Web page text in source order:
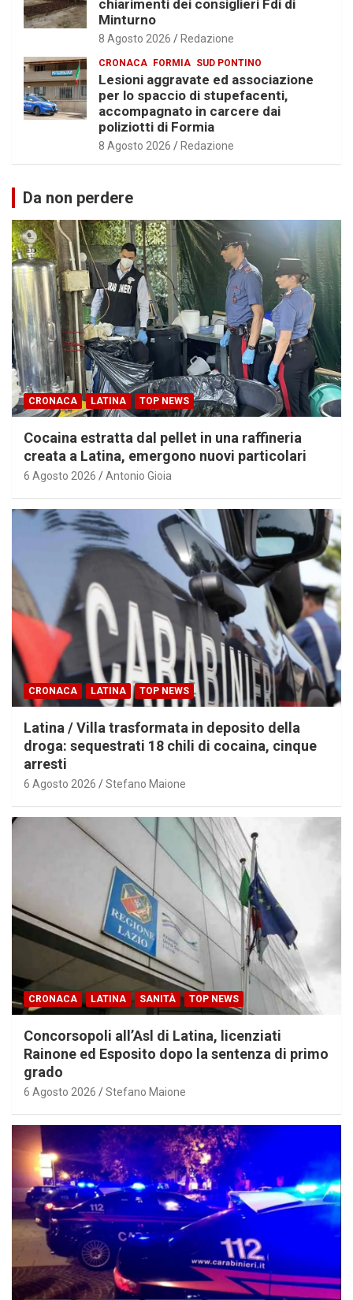
chiarimenti dei consiglieri Fdi di
Minturno
8 Agosto 2026 Redazione
CRONACA FORMIA SUD PONTINO
Lesioni aggravate ed associazione
per lo spaccio di stupefacenti,
accompagnato in carcere dai
poliziotti di Formia
8 Agosto 2026 Redazione
Da non perdere
CRONACA LATINA TOP NEWS
Cocaina estratta dal pellet in una raffineria
creata a Latina, emergono nuovi particolari
6 Agosto 2026 Antonio Gioia
CRONACA LATINA TOP NEWS
Latina / Villa trasformata in deposito della
droga: sequestrati 18 chili di cocaina, cinque
arresti
6 Agosto 2026 Stefano Maione
CRONACA LATINA SANITÀ TOP NEWS
Concorsopoli all’Asl di Latina, licenziati
Rainone ed Esposito dopo la sentenza di primo
grado
6 Agosto 2026 Stefano Maione